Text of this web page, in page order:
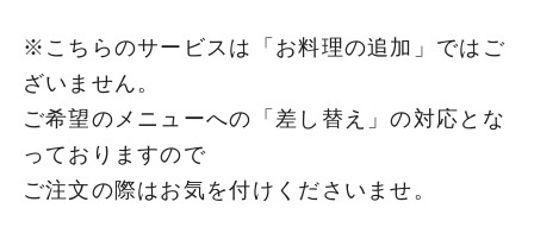
※こちらのサービスは「お料理の追加」ではご
ざいません。
ご希望のメニューへの「差し替え」の対応とな
っておりますので
ご注文の際はお気を付けくださいませ。